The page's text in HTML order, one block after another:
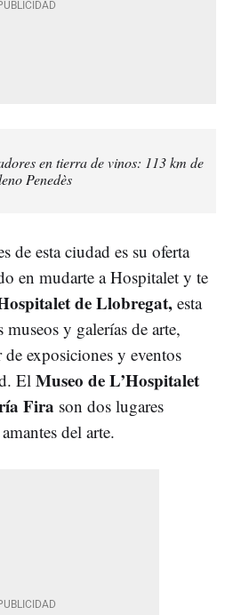
en tierra de vinos: 113 km de
Penedès
de esta ciudad es su oferta
en mudarte a Hospitalet y te
de Llobregat,esta
y galerías de arte,
exposiciones y eventos
El Museo de L’Hospitalet
Fira son dos lugares
del arte.